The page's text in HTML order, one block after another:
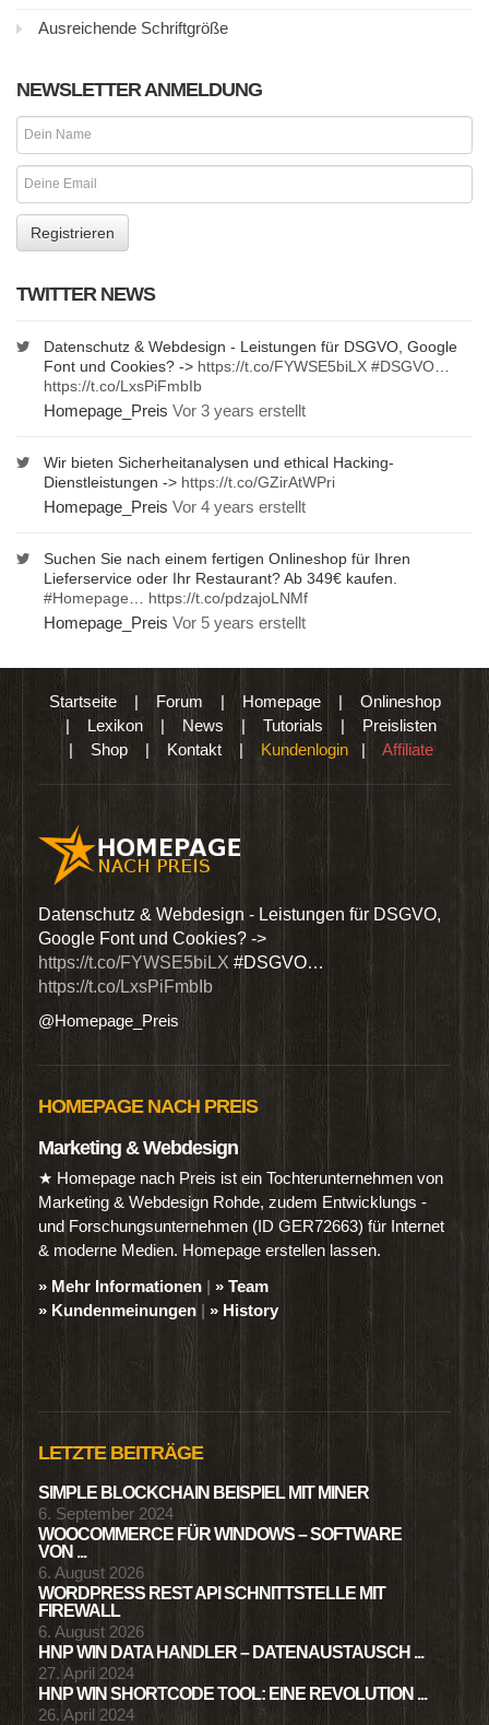
Ausreichende Schriftgröße
NEWSLETTER ANMELDUNG
TWITTER NEWS
Datenschutz & Webdesign - Leistungen für DSGVO, Google
Font und Cookies? -> https://t.co/FYWSE5biLX #DSGVO
https://t.co/LxsPiFmbIb
Homepage_Preis Vor 3 years erstellt
Wir bieten Sicherheitanalysen und ethical Hacking-
Dienstleistungen -> https://t.co/GZirAtWPri
Homepage_Preis Vor 4 years erstellt
Suchen Sie nach einem fertigen Onlineshop für Ihren
Lieferservice oder Ihr Restaurant? Ab 349€ kaufen.
#Homepage
https://t.co/pdzajoLNMf
Homepage_Preis Vor 5 years erstellt
Startseite| Forum | Homepage| Onlineshop
| Lexikon | News | Tutorials | Preislisten
| Shop | Kontakt | Kundenlogin | Affiliate
Datenschutz & Webdesign - Leistungen für DSGVO,
Google Font und Cookies? ->
https://t.co/FYWSE5biLX #DSGVO…
https://t.co/LxsPiFmbIb
@Homepage_Preis
HOMEPAGE NACH PREIS
Marketing & Webdesign
★ Homepage nach Preis ist ein Tochterunternehmen von
Marketing & Webdesign Rohde, zudem Entwicklungs -
und Forschungsunternehmen (ID GER72663) für Internet
& moderne Medien. Homepage erstellen lassen.
» Mehr Informationen | » Team
» Kundenmeinungen | » History
LETZTE BEITRÄGE
SIMPLE BLOCKCHAIN BEISPIEL MIT MINER
6. September 2024
WOOCOMMERCE FÜR WINDOWS – SOFTWARE
VON ...
6. August 2026
WORDPRESS REST API SCHNITTSTELLE MIT
FIREWALL
6. August 2026
HNP WIN DATA HANDLER – DATENAUSTAUSCH ...
27. April 2024
HNP WIN SHORTCODE TOOL: EINE REVOLUTION ...
26. April 2024